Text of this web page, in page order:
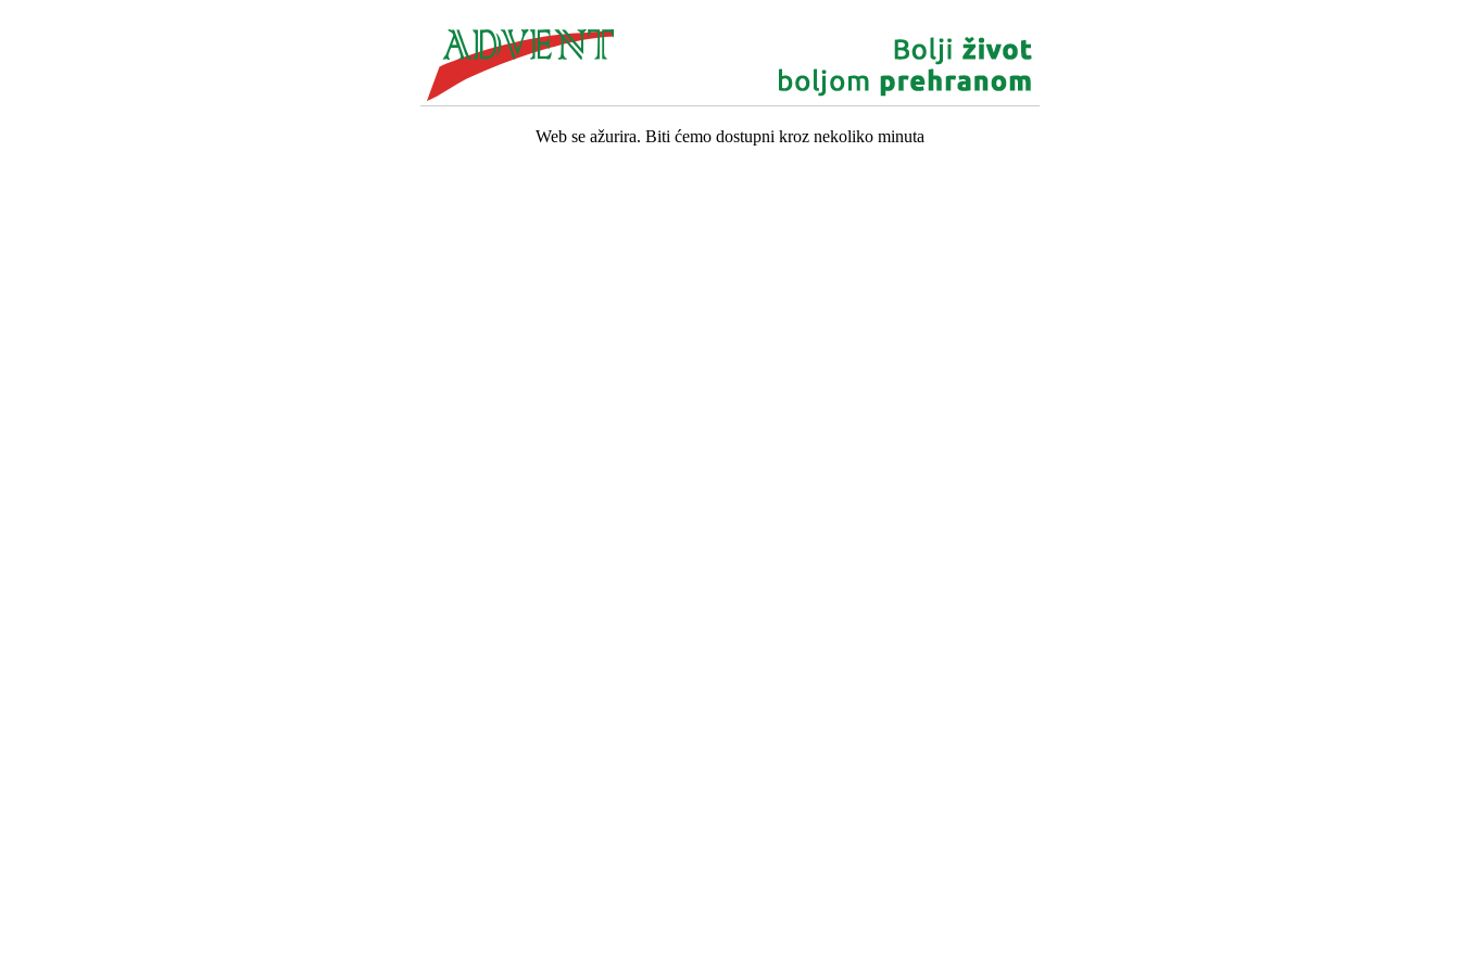
Web se ažurira. Biti ćemo dostupni kroz nekoliko minuta